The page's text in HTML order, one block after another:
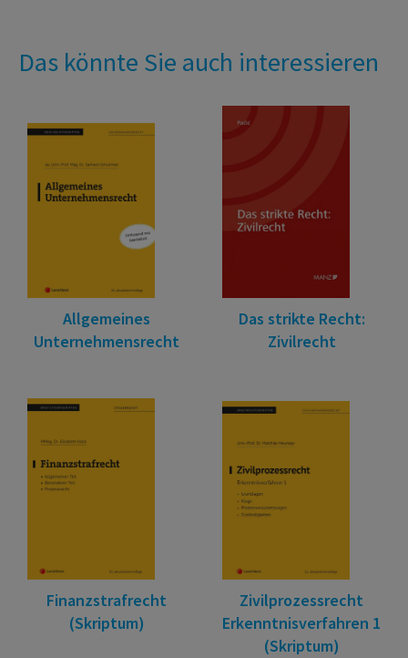
Das könnte Sie auch interessieren
Allgemeines
Unternehmensrecht
Das strikte Recht:
Zivilrecht
Finanzstrafrecht
(Skriptum)
Zivilprozessrecht
Erkenntnisverfahren 1
(Skriptum)